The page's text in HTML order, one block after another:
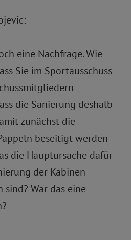
eine Nachfrage. Wie
Sie im Sportausschuss
die Sanierung deshalb
zunächst die
beseitigt werden
die Hauptursache dafür
der Kabinen
War das eine